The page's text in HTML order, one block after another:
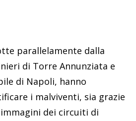
parallelamente dalla
di Torre Annunziata e
di Napoli, hanno
i malviventi, sia grazie
immagini dei circuiti di